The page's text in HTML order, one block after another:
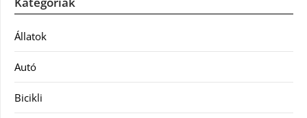
Állatok
Autó
Bicikli